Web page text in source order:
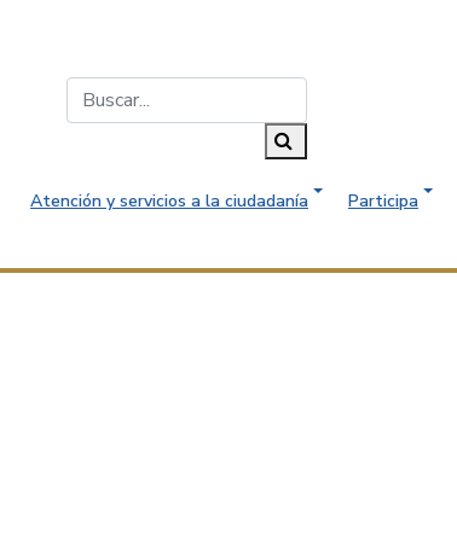
Atención y servicios a la ciudadanía Participa